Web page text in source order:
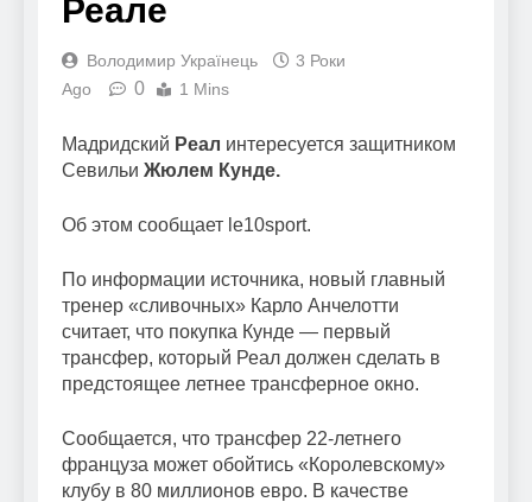
Реале
Володимир Українець
3 Роки
Ago
0 1 Mins
Мадридский Реал интересуется защитником
Севильи Жюлем Кунде.
Об этом сообщает le10sport.
По информации источника, новый главный
тренер «сливочных» Карло Анчелотти
считает, что покупка Кунде — первый
трансфер, который Реал должен сделать в
предстоящее летнее трансферное окно.
Сообщается, что трансфер 22-летнего
француза может обойтись «Королевскому»
клубу в 80 миллионов евро. В качестве